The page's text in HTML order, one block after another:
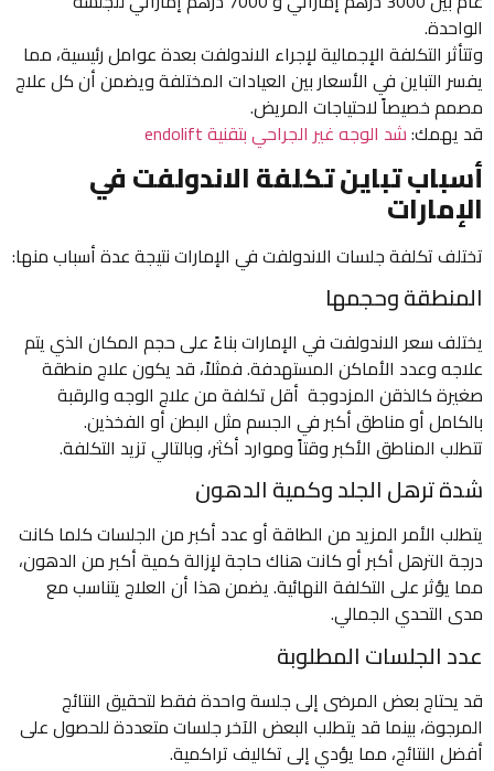
الواحدة.
وتتأثر التكلفة الإجمالية لإجراء الاندولفت بعدة عوامل رئيسية، مما
يفسر التباين في الأسعار بين العيادات المختلفة ويضمن أن كل علاج
مصمم خصيصاً لاحتياجات المريض.
قد يهمك:شد الوجه غير الجراحي بتقنية endolift
أسباب تباين تكلفة الاندولفت في
الإمارات
تختلف تكلفة جلسات الاندولفت في الإمارات نتيجة عدة أسباب منها:
المنطقة وحجمها
يختلف سعر الاندولفت في الإمارات بناءً على حجم المكان الذي يتم
علاجه وعدد الأماكن المستهدفة. فمثلاً، قد يكون علاج منطقة
صغيرة كالذقن المزدوجة أقل تكلفة من علاج الوجه والرقبة
بالكامل أو مناطق أكبر في الجسم مثل البطن أو الفخذين.
تتطلب المناطق الأكبر وقتاً وموارد أكثر، وبالتالي تزيد التكلفة.
شدة ترهل الجلد وكمية الدهون
يتطلب الأمر المزيد من الطاقة أو عدد أكبر من الجلسات كلما كانت
درجة الترهل أكبر أو كانت هناك حاجة لإزالة كمية أكبر من الدهون،
مما يؤثر على التكلفة النهائية. يضمن هذا أن العلاج يتناسب مع
مدى التحدي الجمالي.
عدد الجلسات المطلوبة
قد يحتاج بعض المرضى إلى جلسة واحدة فقط لتحقيق النتائج
المرجوة، بينما قد يتطلب البعض الآخر جلسات متعددة للحصول على
أفضل النتائج، مما يؤدي إلى تكاليف تراكمية.